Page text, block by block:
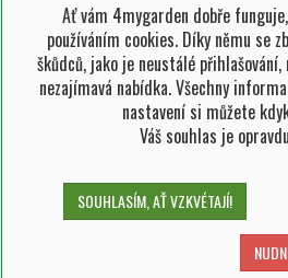
VÝDEJNÍ MÍSTO
Domažlická ev.č. 3463/181,
Plzeň 318 00, Nová Hospoda
e-shop@4mygarden.cz
Ať vám 4mygarden dobře
používáním cookies. Díky němu se
škůdců, jako je neustálé
nezajímavá nabídka. Všechny
nastavení si můžete
Váš souhlas je
SOUHLASÍM, AŤ VZKVÉTAJÍ!